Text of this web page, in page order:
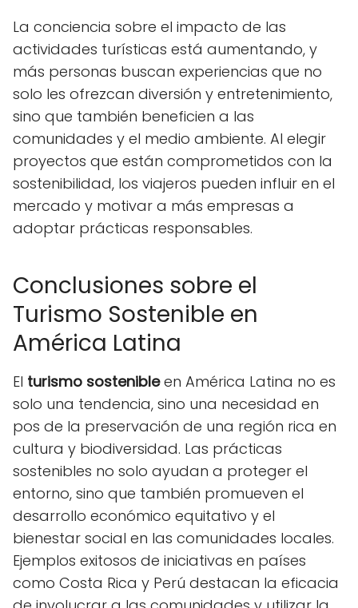
La conciencia sobre el impacto de las
actividades turísticas está aumentando, y
más personas buscan experiencias que no
solo les ofrezcan diversión y entretenimiento,
sino que también beneficien a las
comunidades y el medio ambiente. Al elegir
proyectos que están comprometidos con la
sostenibilidad, los viajeros pueden influir en el
mercado y motivar a más empresas a
adoptar prácticas responsables.
Conclusiones sobre el
Turismo Sostenible en
América Latina
El turismo sostenibleen América Latina no es
solo una tendencia, sino una necesidad en
pos de la preservación de una región rica en
cultura y biodiversidad. Las prácticas
sostenibles no solo ayudan a proteger el
entorno, sino que también promueven el
desarrollo económico equitativo y el
bienestar social en las comunidades locales.
Ejemplos exitosos de iniciativas en países
como Costa Rica y Perú destacan la eficacia